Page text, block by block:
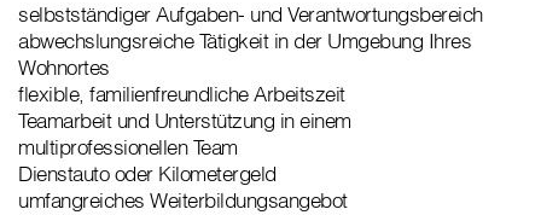
selbstständiger Aufgaben- und Verantwortungsbereich
abwechslungsreiche Tätigkeit in der Umgebung Ihres
Wohnortes
flexible, familienfreundliche Arbeitszeit
Teamarbeit und Unterstützung in einem
multiprofessionellen Team
Dienstauto oder Kilometergeld
umfangreiches Weiterbildungsangebot